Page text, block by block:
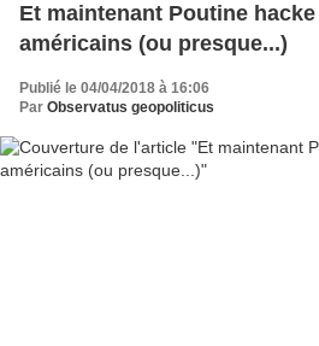
Et maintenant Poutine
américains (ou presque...)
Publié le 04/04/2018 à 16:06
Par Observatus geopoliticus